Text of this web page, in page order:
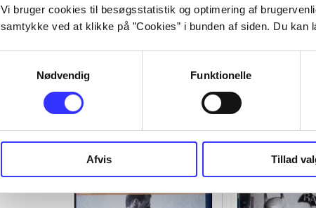
Vi bruger cookies til besøgsstatistik og optimering af
samtykke ved at klikke på ”Cookies” i bunden af siden. Du
Nødvendig
Funktionelle
Afvis Tillad
...